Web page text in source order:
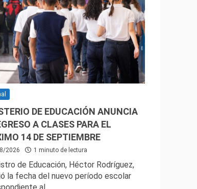
DE EDUCACIÓN ANUNCIA
A CLASES PARA EL
14 DE SEPTIEMBRE
2026 1 minuto de lectura
de Educación, Héctor Rodríguez,
la fecha del nuevo período escolar